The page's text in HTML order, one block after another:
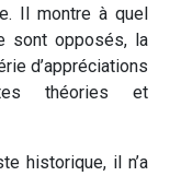
Il montre à quel
sont opposés, la
d’appréciations
théories et
historique, il n’a